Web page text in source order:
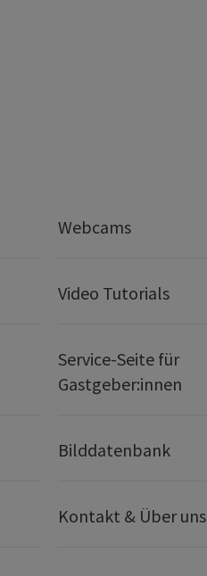
Webcams
Video Tutorials
Service-Seite für
Gastgeber:innen
Bilddatenbank
Kontakt & Über uns